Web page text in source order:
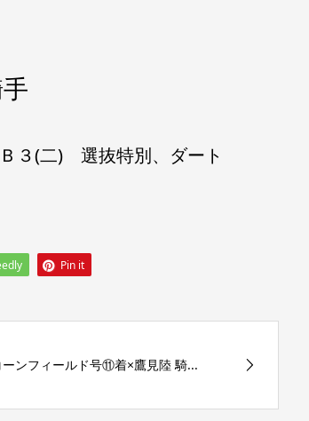
３(二) 選抜特別、ダート
Pin it
ーンフィールド号⑪着×鷹見陸 騎...